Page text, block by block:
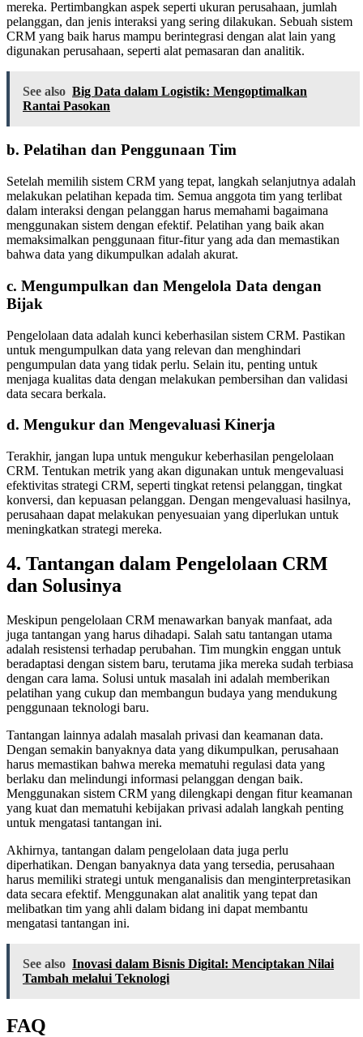
mereka. Pertimbangkan aspek seperti ukuran perusahaan, jumlah
pelanggan, dan jenis interaksi yang sering dilakukan. Sebuah sistem
CRM yang baik harus mampu berintegrasi dengan alat lain yang
digunakan perusahaan, seperti alat pemasaran dan analitik.
See also Big Data dalam Logistik: Mengoptimalkan
Rantai Pasokan
b. Pelatihan dan Penggunaan Tim
Setelah memilih sistem CRM yang tepat, langkah selanjutnya adalah
melakukan pelatihan kepada tim. Semua anggota tim yang terlibat
dalam interaksi dengan pelanggan harus memahami bagaimana
menggunakan sistem dengan efektif. Pelatihan yang baik akan
memaksimalkan penggunaan fitur-fitur yang ada dan memastikan
bahwa data yang dikumpulkan adalah akurat.
c. Mengumpulkan dan Mengelola Data dengan
Bijak
Pengelolaan data adalah kunci keberhasilan sistem CRM. Pastikan
untuk mengumpulkan data yang relevan dan menghindari
pengumpulan data yang tidak perlu. Selain itu, penting untuk
menjaga kualitas data dengan melakukan pembersihan dan validasi
data secara berkala.
d. Mengukur dan Mengevaluasi Kinerja
Terakhir, jangan lupa untuk mengukur keberhasilan pengelolaan
CRM. Tentukan metrik yang akan digunakan untuk mengevaluasi
efektivitas strategi CRM, seperti tingkat retensi pelanggan, tingkat
konversi, dan kepuasan pelanggan. Dengan mengevaluasi hasilnya,
perusahaan dapat melakukan penyesuaian yang diperlukan untuk
meningkatkan strategi mereka.
4. Tantangan dalam Pengelolaan CRM
dan Solusinya
Meskipun pengelolaan CRM menawarkan banyak manfaat, ada
juga tantangan yang harus dihadapi. Salah satu tantangan utama
adalah resistensi terhadap perubahan. Tim mungkin enggan untuk
beradaptasi dengan sistem baru, terutama jika mereka sudah terbiasa
dengan cara lama. Solusi untuk masalah ini adalah memberikan
pelatihan yang cukup dan membangun budaya yang mendukung
penggunaan teknologi baru.
Tantangan lainnya adalah masalah privasi dan keamanan data.
Dengan semakin banyaknya data yang dikumpulkan, perusahaan
harus memastikan bahwa mereka mematuhi regulasi data yang
berlaku dan melindungi informasi pelanggan dengan baik.
Menggunakan sistem CRM yang dilengkapi dengan fitur keamanan
yang kuat dan mematuhi kebijakan privasi adalah langkah penting
untuk mengatasi tantangan ini.
Akhirnya, tantangan dalam pengelolaan data juga perlu
diperhatikan. Dengan banyaknya data yang tersedia, perusahaan
harus memiliki strategi untuk menganalisis dan menginterpretasikan
data secara efektif. Menggunakan alat analitik yang tepat dan
melibatkan tim yang ahli dalam bidang ini dapat membantu
mengatasi tantangan ini.
See also Inovasi dalam Bisnis Digital: Menciptakan Nilai
Tambah melalui Teknologi
FAQ